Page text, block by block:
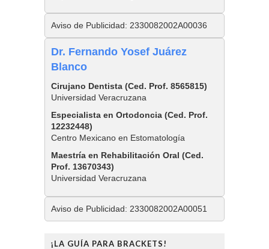
Aviso de Publicidad: 2330082002A00036
Dr. Fernando Yosef Juárez
Blanco
Cirujano Dentista (Ced. Prof. 8565815)
Universidad Veracruzana
Especialista en Ortodoncia (Ced. Prof.
12232448)
Centro Mexicano en Estomatología
Maestría en Rehabilitación Oral (Ced.
Prof. 13670343)
Universidad Veracruzana
Aviso de Publicidad: 2330082002A00051
¡LA GUÍA PARA BRACKETS!